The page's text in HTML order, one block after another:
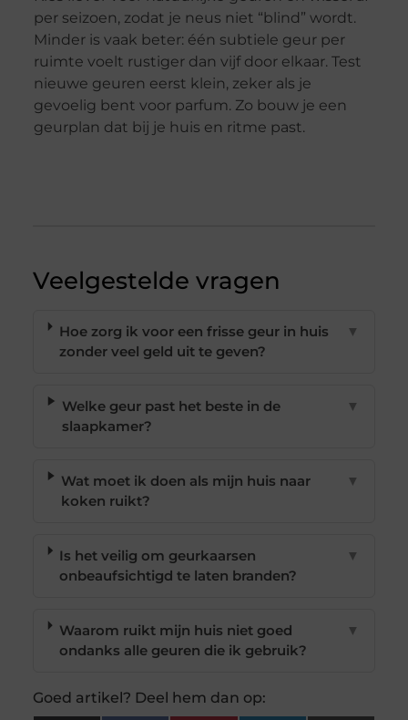
per seizoen, zodat je neus niet “blind” wordt.
Minder is vaak beter: één subtiele geur per
ruimte voelt rustiger dan vijf door elkaar. Test
nieuwe geuren eerst klein, zeker als je
gevoelig bent voor parfum. Zo bouw je een
geurplan dat bij je huis en ritme past.
Veelgestelde vragen
Hoe zorg ik voor een frisse geur in huis
zonder veel geld uit te geven?
▼
Welke geur past het beste in de
slaapkamer?
▼
Wat moet ik doen als mijn huis naar
koken ruikt?
▼
Is het veilig om geurkaarsen
onbeaufsichtigd te laten branden?
▼
Waarom ruikt mijn huis niet goed
ondanks alle geuren die ik gebruik?
▼
Goed artikel? Deel hem dan op: